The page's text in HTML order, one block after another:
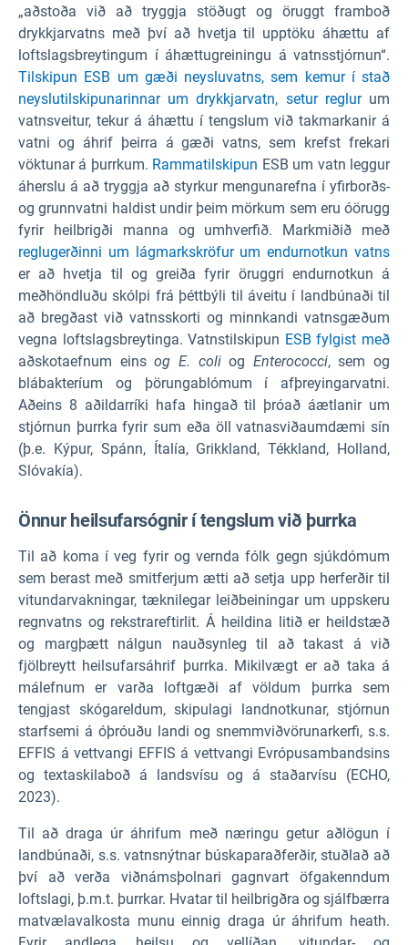
„aðstoða við að tryggja stöðugt og öruggt framboð
drykkjarvatns með því að hvetja til upptöku áhættu af
loftslagsbreytingum í áhættugreiningu á vatnsstjórnun“.
Tilskipun ESB um gæði neysluvatns, sem kemur í stað
neyslutilskipunarinnar um drykkjarvatn, setur reglurum
vatnsveitur, tekur á áhættu í tengslum við takmarkanir á
vatni og áhrif þeirra á gæði vatns, sem krefst frekari
vöktunar á þurrkum. Rammatilskipun ESB um vatn leggur
áherslu á að tryggja að styrkur mengunarefna í yfirborðs-
og grunnvatni haldist undir þeim mörkum sem eru óörugg
fyrir heilbrigði manna og umhverfið. Markmiðið með
reglugerðinni um lágmarkskröfur um endurnotkun vatns
er að hvetja til og greiða fyrir öruggri endurnotkun á
meðhöndluðu skólpi frá þéttbýli til áveitu í landbúnaði til
að bregðast við vatnsskorti og minnkandi vatnsgæðum
vegna loftslagsbreytinga. Vatnstilskipun ESB fylgist með
aðskotaefnum einsog E. coliog Enterococci, sem og
blábakteríum og þörungablómum í afþreyingarvatni.
Aðeins 8 aðildarríki hafa hingað til þróað áætlanir um
stjórnun þurrka fyrir sum eða öll vatnasviðaumdæmi sín
(þ.e. Kýpur, Spánn, Ítalía, Grikkland, Tékkland, Holland,
Slóvakía).
Önnur heilsufarsógnir í tengslum við þurrka
Til að koma í veg fyrir og vernda fólk gegn sjúkdómum
sem berast með smitferjum ætti að setja upp herferðir til
vitundarvakningar, tæknilegar leiðbeiningar um uppskeru
regnvatns og rekstrareftirlit. Á heildina litið er heildstæð
og margþætt nálgun nauðsynleg til að takast á við
fjölbreytt heilsufarsáhrif þurrka. Mikilvægt er að taka á
málefnum er varða loftgæði af völdum þurrka sem
tengjast skógareldum, skipulagi landnotkunar, stjórnun
starfsemi á óþróuðu landi og snemmviðvörunarkerfi, s.s.
EFFIS á vettvangi EFFIS á vettvangi Evrópusambandsins
og textaskilaboð á landsvísu og á staðarvísu (ECHO,
2023).
Til að draga úr áhrifum með næringu getur aðlögun í
landbúnaði, s.s. vatnsnýtnar búskaparaðferðir, stuðlað að
því að verða viðnámsþolnari gagnvart öfgakenndum
loftslagi, þ.m.t. þurrkar. Hvatar til heilbrigðra og sjálfbærra
matvælavalkosta munu einnig draga úr áhrifum heath.